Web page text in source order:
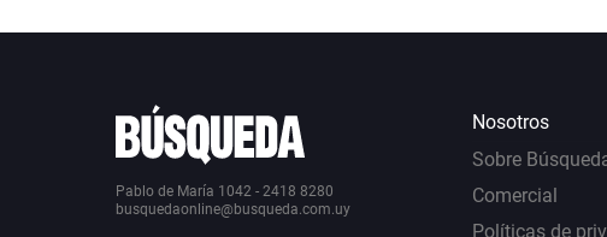
Pablo de María 1042 - 2418 8280
busquedaonline@busqueda.com.uy
Nosotros
Sobre
Comercial
Políticas de